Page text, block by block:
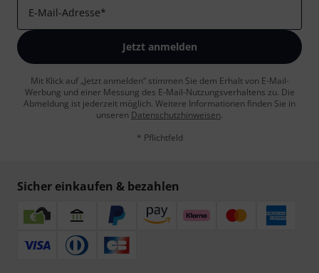
E-Mail-Adresse*
Jetzt anmelden
Mit Klick auf „Jetzt anmelden“ stimmen Sie dem Erhalt von E-Mail-
Werbung und einer Messung des E-Mail-Nutzungsverhaltens zu. Die
Abmeldung ist jederzeit möglich. Weitere Informationen finden Sie in
unseren Datenschutzhinweisen.
* Pflichtfeld
Sicher einkaufen & bezahlen